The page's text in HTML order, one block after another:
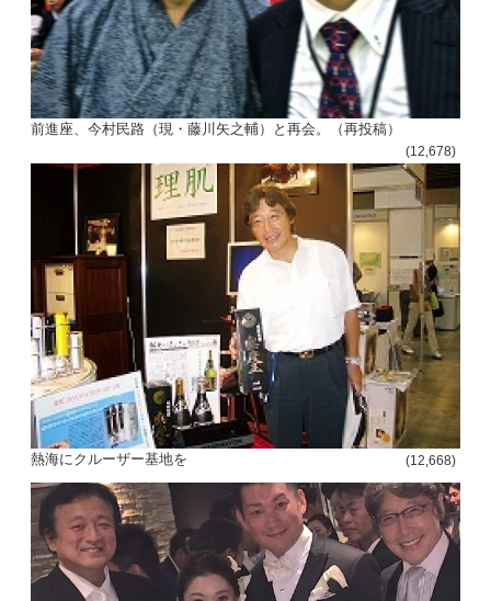
前進座、今村民路（現・藤川矢之輔）と再会。（再投稿）
(12,678)
熱海にクルーザー基地を (12,668)